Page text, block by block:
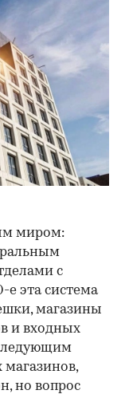
миром:
с
эта система
магазины
и входных
магазинов,
но вопрос